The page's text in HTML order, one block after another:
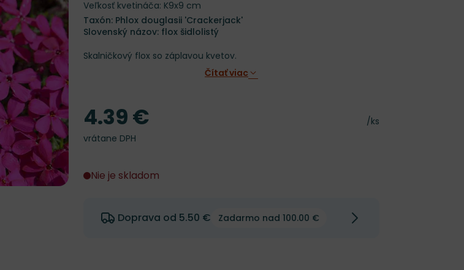
Veľkosť kvetináča: K9x9 cm
Taxón: Phlox douglasii 'Crackerjack'
Slovenský názov: flox šidlolistý
Skalničkový flox so záplavou kvetov.
Čítať viac
Cena za kus
/ks
Cena
4.39 €
vrátane DPH
Nie je skladom
Doprava od 5.50 € Zadarmo nad 100.00 €